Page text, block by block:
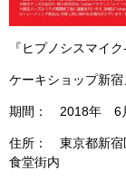
『ヒプノシスマイ
ケーキショップ新
期間： 2018年 6
住所： 東京都新
食堂街内